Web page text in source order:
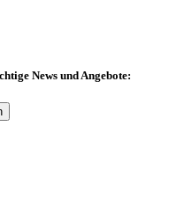
News und Angebote: